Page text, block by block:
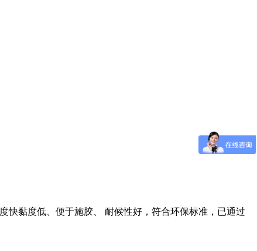
快黏度低、便于施胶、 耐候性好，符合环保标准，已通过